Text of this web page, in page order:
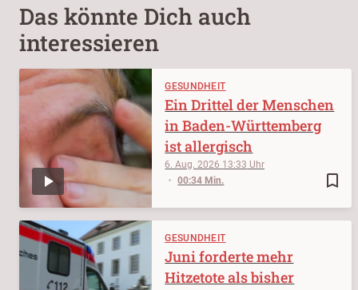
Das könnte Dich auch
interessieren
GESUNDHEIT
bookmark_border
6. Aug. 2026 13:33
00:34 Min.
Ein Drittel der Menschen
in Baden-Württemberg
ist allergisch
GESUNDHEIT
Juni forderte mehr
Hitzetote als bisher